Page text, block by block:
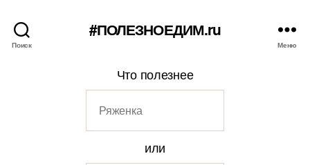
Поиск
#ПОЛЕЗНОЕДИМ.ru
Меню
Что полезнее
или